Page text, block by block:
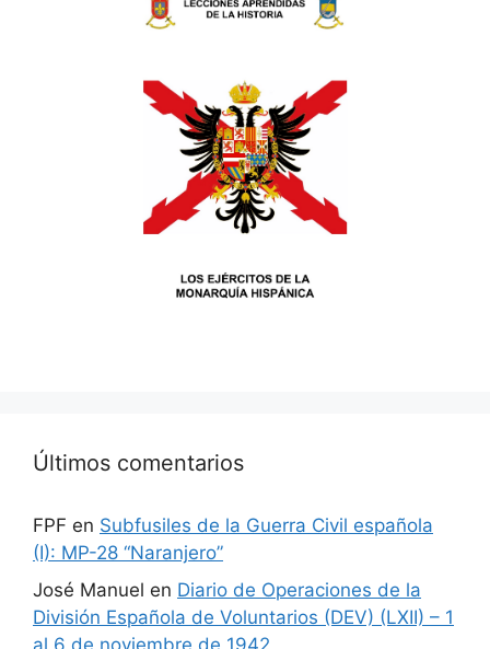
Últimos comentarios
FPF en Subfusiles de la Guerra Civil española
(I): MP-28 “Naranjero”
José Manuel en Diario de Operaciones de la
División Española de Voluntarios (DEV) (LXII) – 1
al 6 de noviembre de 1942